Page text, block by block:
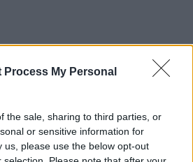
Process My Personal
the sale, sharing to third parties, or
or sensitive information for
us, please use the below opt-out
en la bandeja??